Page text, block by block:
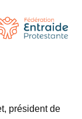
président de